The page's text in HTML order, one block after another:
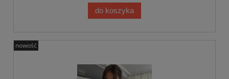
do koszyka
nowość